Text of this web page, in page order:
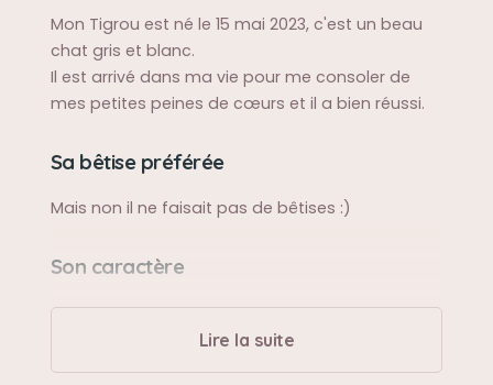
Mon Tigrou est né le 15 mai 2023, c'est un beau
chat gris et blanc.
Il est arrivé dans ma vie pour me consoler de
mes petites peines de cœurs et il a bien réussi.
Sa bêtise préférée
Mais non il ne faisait pas de bêtises :)
Son caractère
Les câlins ce n'étaient pas trop son truc ou juste
quand il le décidait lui.
Il était foufou et joueur et a fait mon bonheur
Lire la suite